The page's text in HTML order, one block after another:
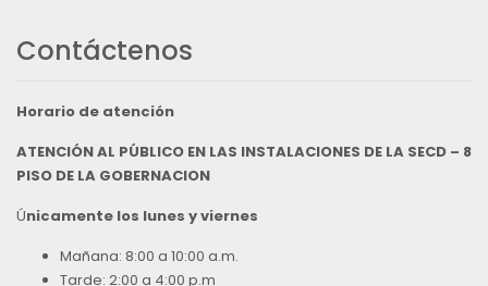
Contáctenos
Horario de atención
ATENCIÓN AL PÚBLICO EN LAS INSTALACIONES DE LA SECD – 8
PISO DE LA GOBERNACION
Únicamente los lunes y viernes
Mañana: 8:00 a 10:00 a.m.
Tarde: 2:00 a 4:00 p.m